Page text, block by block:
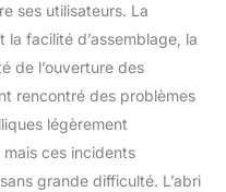
ses utilisateurs. La
facilité d’assemblage, la
de l’ouverture des
rencontré des problèmes
légèrement
ces incidents
grande difficulté. L’abri